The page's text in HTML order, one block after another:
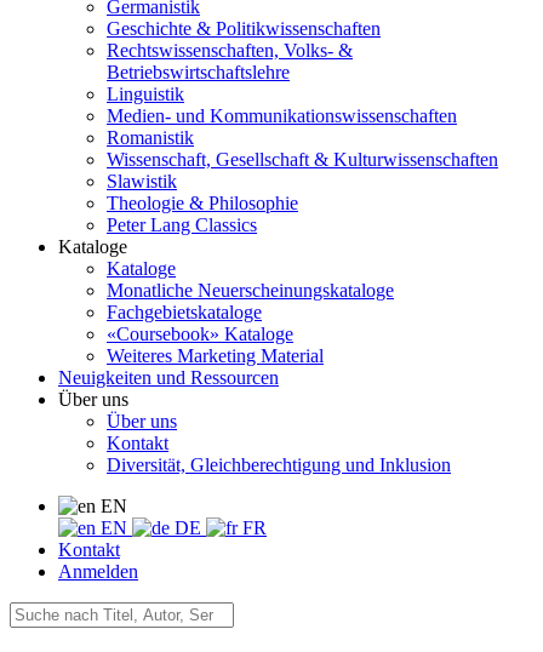
Germanistik
Geschichte & Politikwissenschaften
Rechtswissenschaften, Volks- &
Betriebswirtschaftslehre
Linguistik
Medien- und Kommunikationswissenschaften
Romanistik
Wissenschaft, Gesellschaft & Kulturwissenschaften
Slawistik
Theologie & Philosophie
Peter Lang Classics
Kataloge
Kataloge
Monatliche Neuerscheinungskataloge
Fachgebietskataloge
«Coursebook» Kataloge
Weiteres Marketing Material
Neuigkeiten und Ressourcen
Über uns
Über uns
Kontakt
Diversität, Gleichberechtigung und Inklusion
EN
EN
DE
FR
Kontakt
Anmelden